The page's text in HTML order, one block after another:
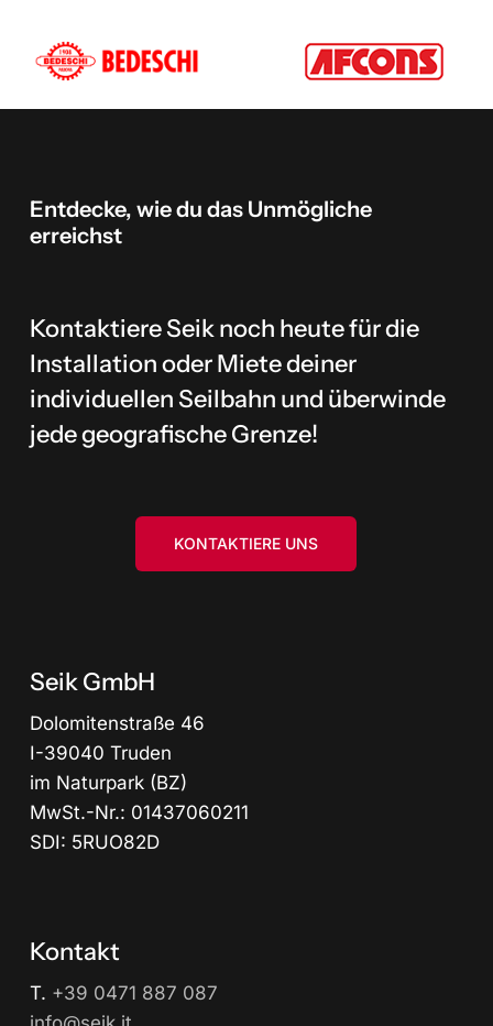
Entdecke, wiedu das Unmögliche
erreichst
Kontaktiere Seik noch heute für die
Installation oder Miete deiner
individuellen Seilbahn und überwinde
jede geografische Grenze!
KONTAKTIERE UNS
Seik GmbH
Dolomitenstraße 46
I-39040 Truden
im Naturpark (BZ)
MwSt.-Nr.: 01437060211
SDI: 5RUO82D
Kontakt
T. +39 0471 887 087